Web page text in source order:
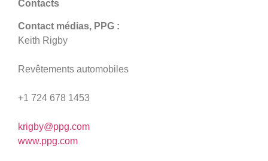
Contacts
Contact médias, PPG :
Keith Rigby
Revêtements automobiles
+1 724 678 1453
krigby@ppg.com
www.ppg.com